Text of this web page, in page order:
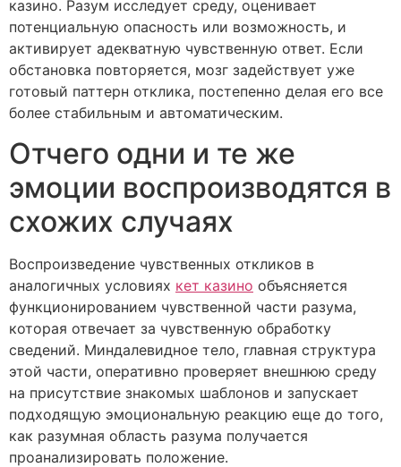
казино. Разум исследует среду, оценивает
потенциальную опасность или возможность, и
активирует адекватную чувственную ответ. Если
обстановка повторяется, мозг задействует уже
готовый паттерн отклика, постепенно делая его все
более стабильным и автоматическим.
Отчего одни и те же
эмоции воспроизводятся в
схожих случаях
Воспроизведение чувственных откликов в
аналогичных условиях кет казино объясняется
функционированием чувственной части разума,
которая отвечает за чувственную обработку
сведений. Миндалевидное тело, главная структура
этой части, оперативно проверяет внешнюю среду
на присутствие знакомых шаблонов и запускает
подходящую эмоциональную реакцию еще до того,
как разумная область разума получается
проанализировать положение.